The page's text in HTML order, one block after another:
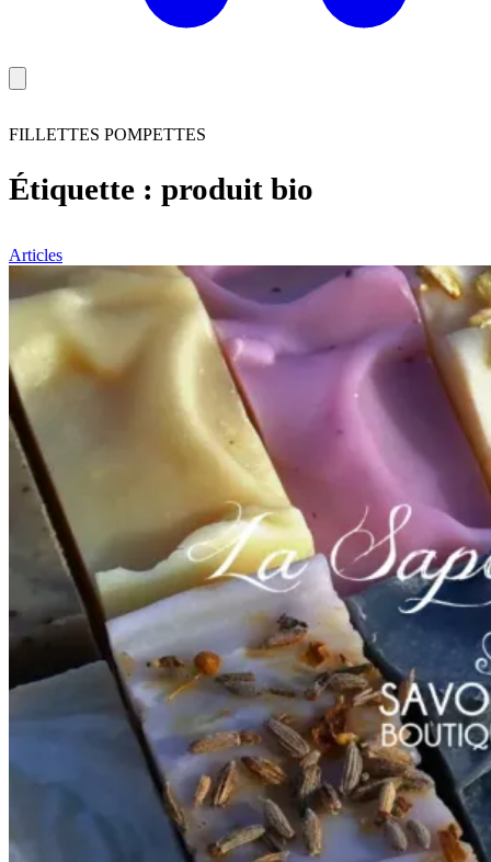
FILLETTES POMPETTES
Étiquette : produit bio
Articles